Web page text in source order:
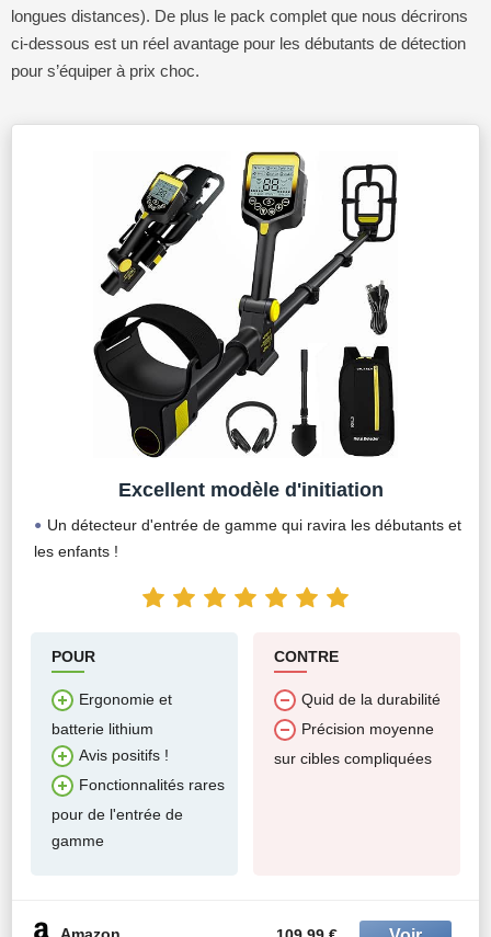
longues distances). De plus le pack complet que nous décrirons
ci-dessous est un réel avantage pour les débutants de détection
pour s’équiper à prix choc.
Excellent modèle d'initiation
Un détecteur d'entrée de gamme qui ravira les débutants et
les enfants !
POUR
Ergonomie et
batterie lithium
Avis positifs !
Fonctionnalités rares
pour de l'entrée de
gamme
CONTRE
Quid de la durabilité
Précision moyenne
sur cibles compliquées
Amazon